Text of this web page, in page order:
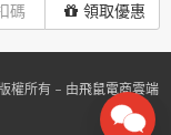
領取優惠
權所有 - 由飛鼠電商雲端